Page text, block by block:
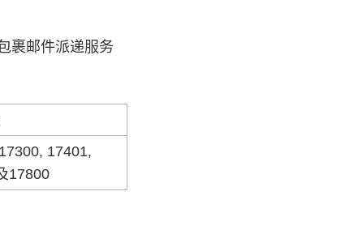
裹邮件派递服务
17401,
17800